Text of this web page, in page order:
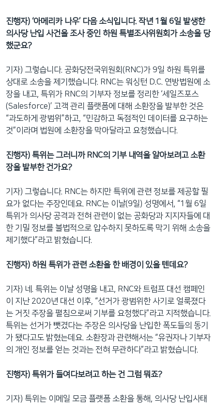
진행자) ‘아메리카 나우’ 다음 소식입니다. 작년 1월 6일 발생한
의사당 난입 사건을 조사 중인 하원 특별조사위원회가 소송을 당
했군요?
기자) 그렇습니다. 공화당전국위원회(RNC)가 9일 하원 특위를
상대로 소송을 제기했습니다. RNC는 워싱턴 D.C. 연방법원에 소
장을 내고, 특위가 RNC의 기부자 정보를 정리한 ‘세일즈포스
(Salesforce)’ 고객 관리 플랫폼에 대해 소환장을 발부한 것은
“과도하게 광범위”하고, “민감하고 독점적인 데이터를 요구하는
것”이라며 법원에 소환장을 막아달라고 요청했습니다.
진행자) 특위는 그러니까 RNC의 기부 내역을 알아보려고 소환
장을 발부한 건가요?
기자) 그렇습니다. RNC는 하지만 특위에 관련 정보를 제공할 필
요가 없다는 주장인데요. RNC는 이날(9일) 성명에서, “1월 6일
특위가 의사당 공격과 전혀 관련이 없는 공화당과 지지자들에 대
한 기밀 정보를 불법적으로 압수하지 못하도록 막기 위해 소송을
제기했다”라고 밝혔습니다.
진행자) 하원 특위가 관련 소환을 한 배경이 있을 텐데요?
기자) 네. 특위는 이날 성명을 내고, RNC와 트럼프 대선 캠페인
이 지난 2020년 대선 이후, “선거가 광범위한 사기로 얼룩졌다
는 거짓 주장을 펼침으로써 기부를 요청했다”라고 지적했습니다.
특위는 선거가 뺏겼다는 주장은 의사당을 난입한 폭도들의 동기
가 됐다고도 밝혔는데요. 소환장과 관련해서는 “유권자나 기부자
의 개인 정보를 얻는 것과는 전혀 무관하다”라고 밝혔습니다.
진행자) 특위가 들여다보려고 하는 건 그럼 뭐죠?
기자) 특위는 이메일 모금 플랫폼 소환을 통해, 의사당 난입사태